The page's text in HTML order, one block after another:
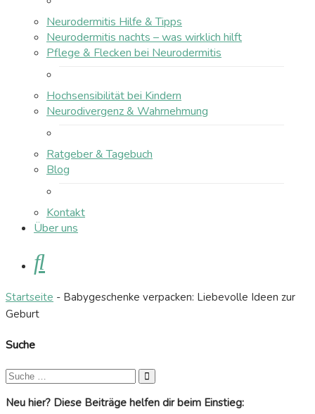
Neurodermitis Hilfe & Tipps
Neurodermitis nachts – was wirklich hilft
Pflege & Flecken bei Neurodermitis
Hochsensibilität bei Kindern
Neurodivergenz & Wahrnehmung
Ratgeber & Tagebuch
Blog
Kontakt
Über uns
Suche
Startseite - Babygeschenke verpacken: Liebevolle Ideen zur
Geburt
Suche
Neu hier? Diese Beiträge helfen dir beim Einstieg: